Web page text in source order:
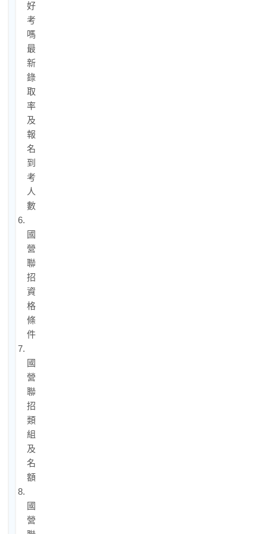
好
考
嗎？
最
新
錄
取
率
及
報
名
到
考
人
數
6.
國
營
聯
招
資
格
條
件
7.
國
營
聯
招
類
組
及
名
額
8.
國
營